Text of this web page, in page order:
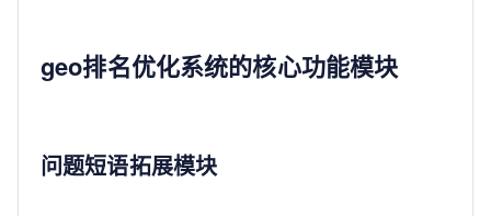
geo排名优化系统的核心功能模块
问题短语拓展模块